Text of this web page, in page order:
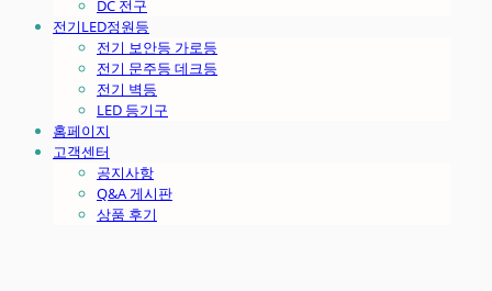
DC 전구
전기LED정원등
전기 보안등 가로등
전기 문주등 데크등
전기 벽등
LED 등기구
홈페이지
고객센터
공지사항
Q&A 게시판
상품 후기